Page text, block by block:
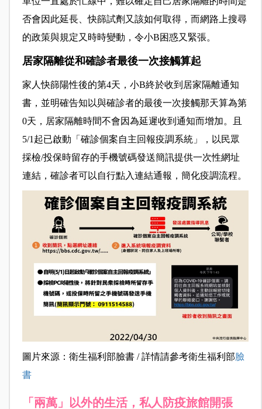
否會因此延長、快篩試劑又該如何取得，而網路上搜尋
的政策與規定又時時變動，令小B困惑又緊張。
居家隔離從和確診者最後一次接觸算起
家人快篩陽性後的第4天，小B終於收到居家隔離通知
書，並明確告知以與確診者的最後一次接觸那天算為第
0天，居家隔離時間不會因為延遲收到通知而增加。且
5/1起已啟動「確診個案自主回報疫調系統」，以民眾
採檢/投保時留存的手機號碼發送簡訊提供一次性網址
連結，確診者可以自行點入連結通報，簡化疫調流程。
圖片來源：衛生福利部臉書 / 詳情請參考衛生福利部臉
書
「兩萬」以外的生活，私人防疫旅館開張